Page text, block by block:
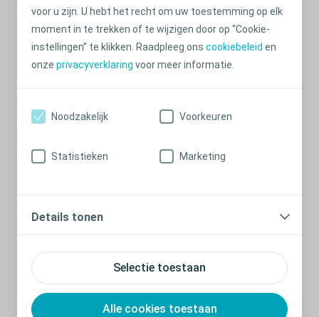
voor u zijn. U hebt het recht om uw toestemming op elk
moment in te trekken of te wijzigen door op “Cookie-
instellingen” te klikken. Raadpleeg ons cookiebeleid en
onze privacyverklaring voor meer informatie.
Selectie toestaan
Alle cookies toestaan
Noodzakelijk Voorkeuren
Statistieken Marketing
Details tonen
leven gebruikt in te pakken.